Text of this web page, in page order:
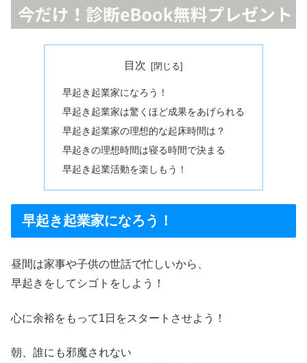
目次
早起き起業家になろう！
早起き起業家は驚くほど成果をあげられる
早起き起業家の理想的な起床時間は？
早起きの理想時間は寝る時間で決まる
早起き起業活動を楽しもう！
早起き起業家になろう！
昼間は家事や子供の世話で忙しいから、
早起きをしてシゴトをしよう！
心に余裕をもって1日をスタートさせよう！
朝、誰にも邪魔されない